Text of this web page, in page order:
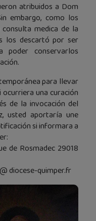
atribuidos a Dom
embargo, como los
medica de la
los descartó por ser
poder conservarlos
para llevar
ocurriera una curación
de la invocación del
usted aportaría une
si informara a
de Rosmadec 29018
diocese-quimper.fr